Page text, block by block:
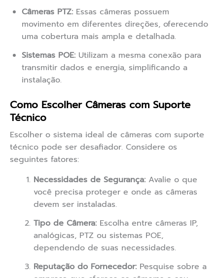
Câmeras PTZ: Essas câmeras possuem
movimento em diferentes direções, oferecendo
uma cobertura mais ampla e detalhada.
Sistemas POE: Utilizam a mesma conexão para
transmitir dados e energia, simplificando a
instalação.
Como Escolher Câmeras com Suporte
Técnico
Escolher o sistema ideal de câmeras com suporte
técnico pode ser desafiador. Considere os
seguintes fatores:
Necessidades de Segurança: Avalie o que
você precisa proteger e onde as câmeras
devem ser instaladas.
Tipo de Câmera: Escolha entre câmeras IP,
analógicas, PTZ ou sistemas POE,
dependendo de suas necessidades.
Reputação do Fornecedor: Pesquise sobre a